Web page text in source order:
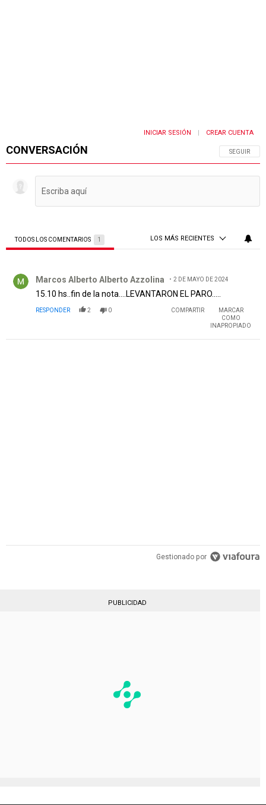
CONVERSACIÓN SIGA ESTA
SEGUIR
INICIAR SESIÓN CREAR CUENTA
TODOS LOS COMENTARIOS 1 LOS MÁS RECIENTES
Marcos Alberto Alberto Azzolina 2 DE MAYO DE 2024
15.10 hs..fin de la nota....LEVANTARON EL PARO.....
RESPONDER 2 0 COMPARTIR
MARCAR
COMO
INAPROPIADO
Gestionado por
PUBLICIDAD